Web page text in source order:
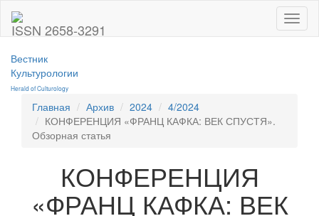
ISSN 2658-3291
Вестник
Культурологии
Herald of Culturology
Главная Архив 2024
4/2024
КОНФЕРЕНЦИЯ «ФРАНЦ КАФКА: ВЕК СПУСТЯ».
Обзорная статья
КОНФЕРЕНЦИЯ
«ФРАНЦ КАФКА: ВЕК